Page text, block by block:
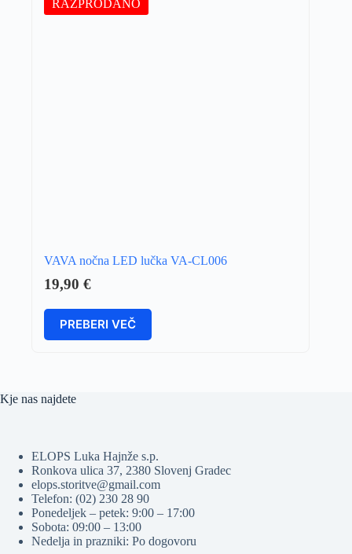
RAZPRODANO
VAVA nočna LED lučka VA-CL006
19,90 €
PREBERI VEČ
Kje nas najdete
ELOPS Luka Hajnže s.p.
Ronkova ulica 37, 2380 Slovenj Gradec
elops.storitve@gmail.com
Telefon: (02) 230 28 90
Ponedeljek – petek: 9:00 – 17:00
Sobota: 09:00 – 13:00
Nedelja in prazniki: Po dogovoru